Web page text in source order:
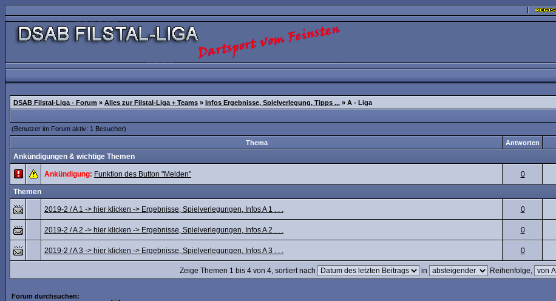
DSAB Filstal-Liga - Forum » Alles zur Filstal-Liga + Teams » Infos Ergebnisse, Spielverlegung, Tipps ... » A - Liga
(Benutzer im Forum aktiv: 1 Besucher)
Thema
Antworten
Ankündigungen & wichtige Themen
Ankündigung: Funktion des Button "Melden" 0
Themen
2019-2 / A 1 -> hier klicken -> Ergebnisse, Spielverlegungen, Infos A 1 . . . 0
2019-2 / A 2 -> hier klicken -> Ergebnisse, Spielverlegungen, Infos A 2 . . . 0
2019-2 / A 3 -> hier klicken -> Ergebnisse, Spielverlegungen, Infos A 3 . . . 0
Zeige Themen 1 bis 4 von 4, sortiert nach in Reihenfolge,
Forum durchsuchen: